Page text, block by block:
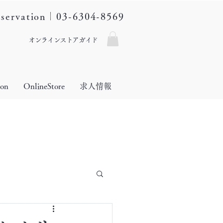
｜03-6304-8569
オンラインストアガイド
OnlineStore 求人情報